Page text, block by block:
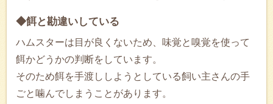
◆餌と勘違いしている
ハムスターは目が良くないため、味覚と嗅覚を使って
餌かどうかの判断をしています。
そのため餌を手渡ししようとしている飼い主さんの手
ごと噛んでしまうことがあります。